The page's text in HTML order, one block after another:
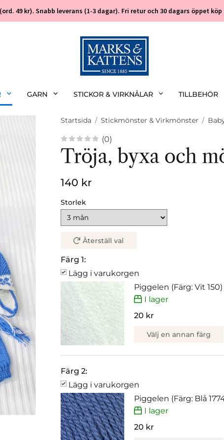
49 kr). Snabb leverans (1-3 dagar). Fri retur och 30 dagars öppet
GARN STICKOR & VIRKNÅLAR TILLBEHÖR
Startsida / Stickmönster & Virkmönster /
(0)
Tröja, byxa och
140 kr
Storlek
Återställ val
Färg 1:
Lägg i varukorgen
Piggelen (Färg: Vit 150)
I lager
20 kr
Välj en annan färg
Färg 2:
Lägg i varukorgen
Piggelen (Färg: Blå
I lager
20 kr